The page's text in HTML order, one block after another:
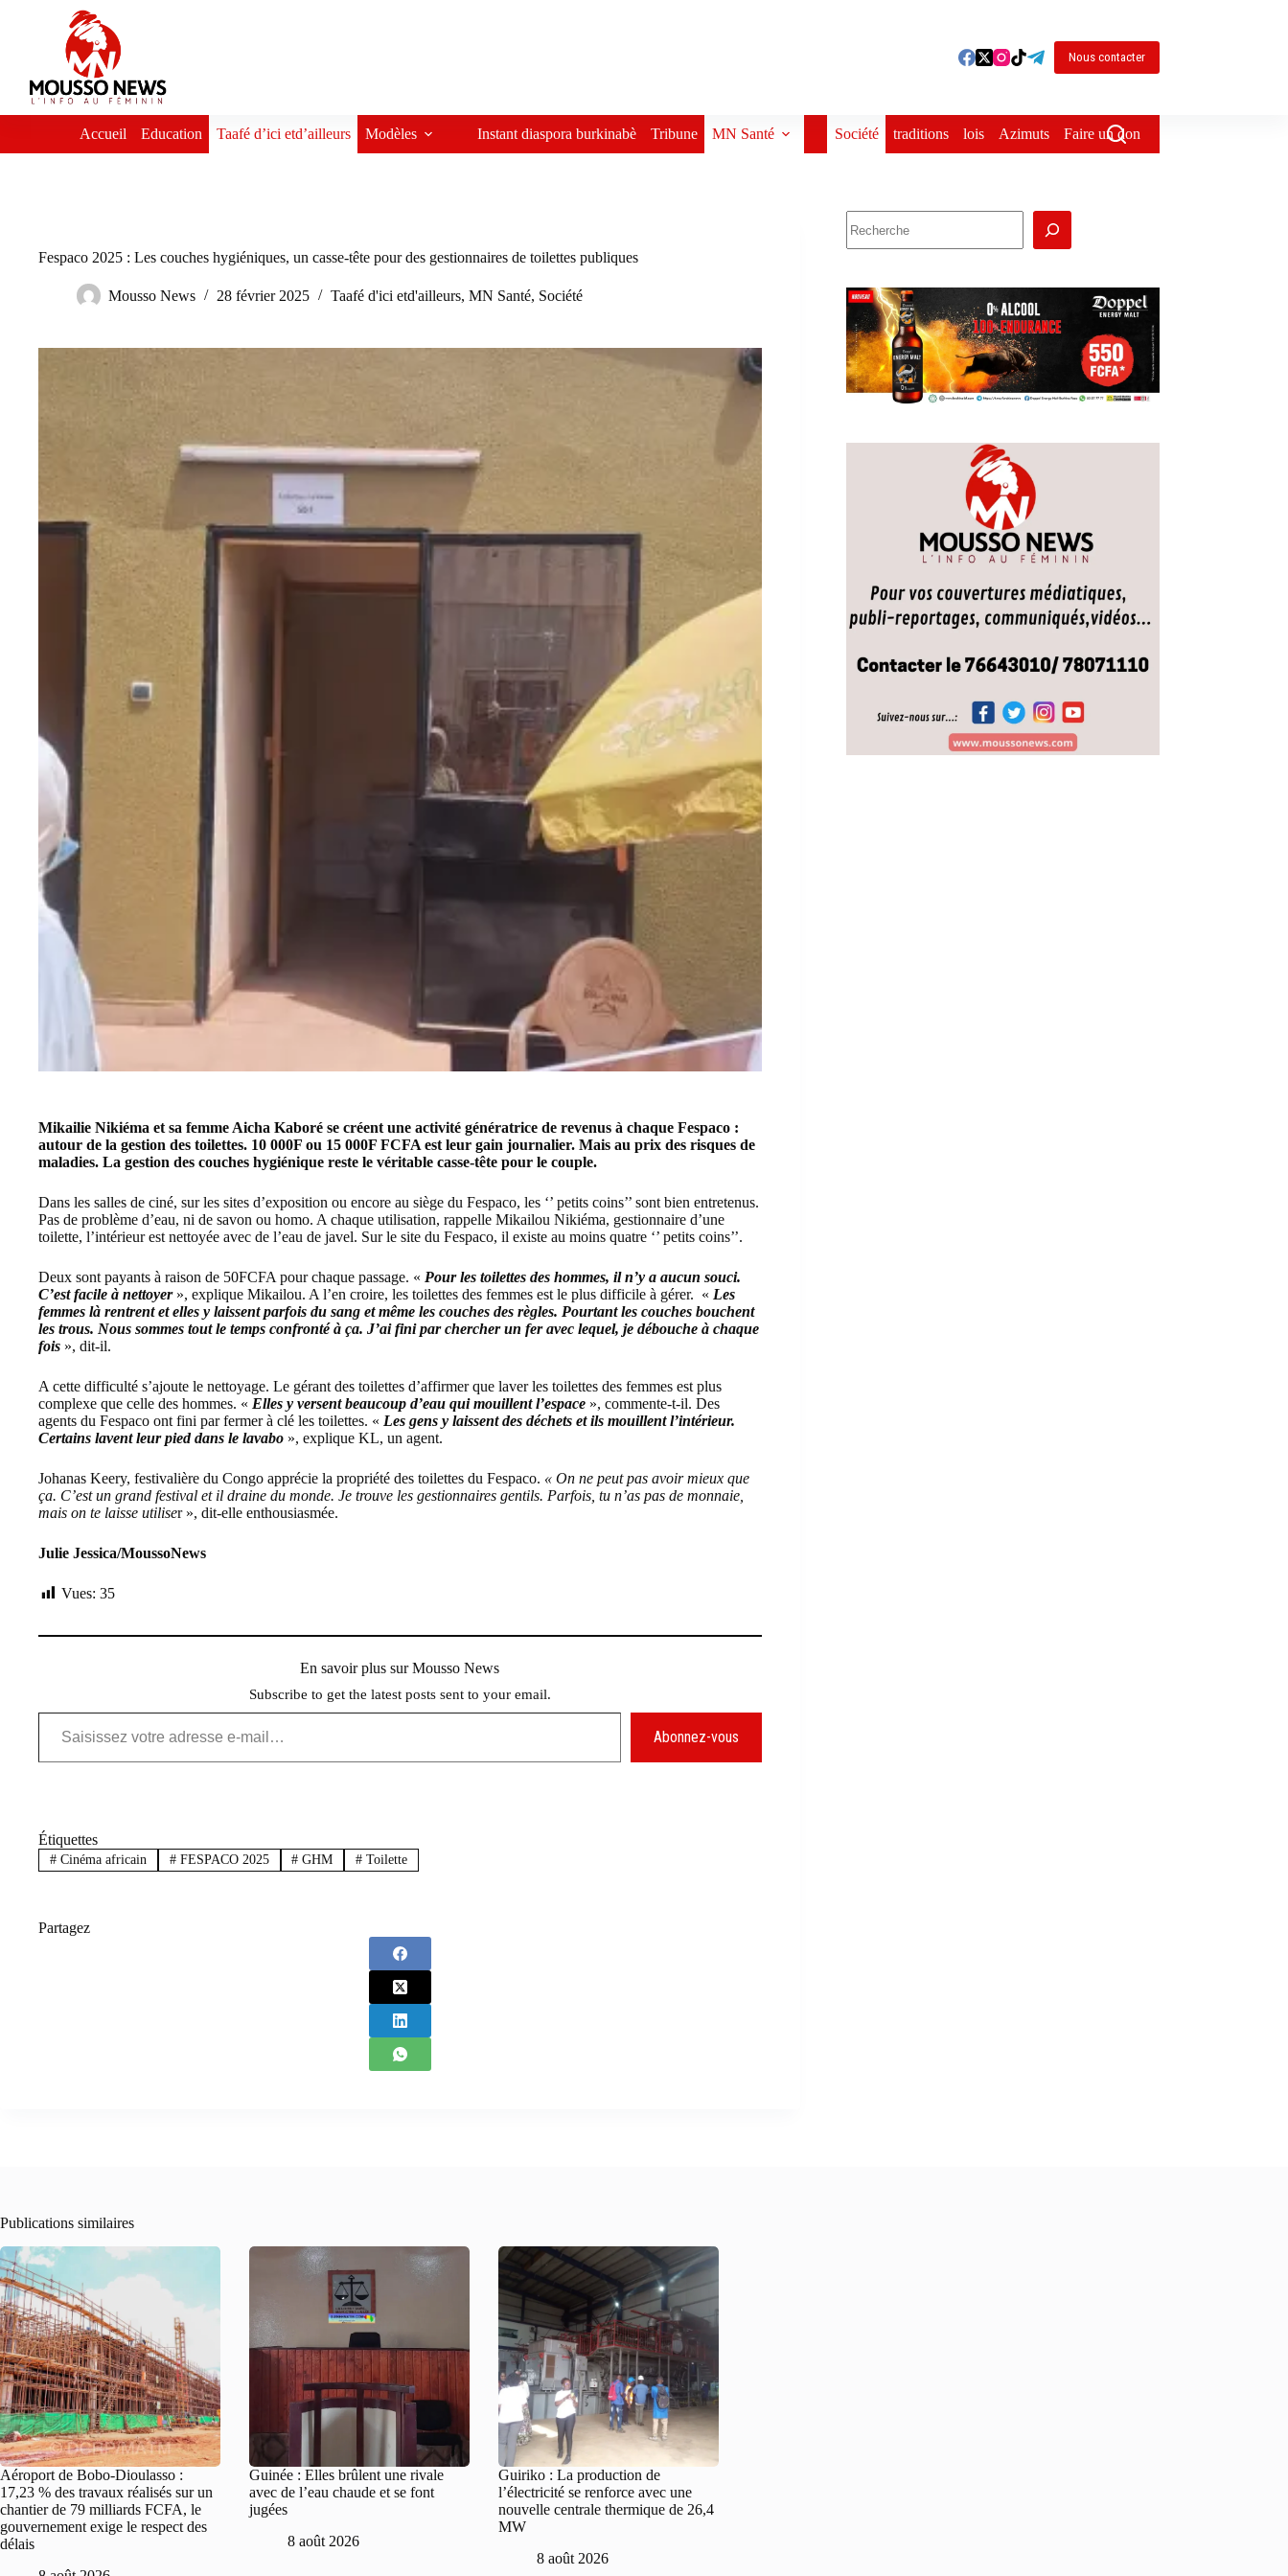
Nous contacter
Accueil Education Taafé d’ici etd’ailleurs Modèles Instant diaspora burkinabè Tribune MN Santé Société traditions lois Azimuts Faire un don
Fespaco 2025 : Les couches hygiéniques, un casse-tête pour des gestionnaires de toilettes publiques
Mousso News 28 février 2025 Taafé d'ici etd'ailleurs, MN Santé, Société
Mikailie Nikiéma et sa femme Aicha Kaboré se créent une activité génératrice de revenus à chaque Fespaco :
autour de la gestion des toilettes. 10 000F ou 15 000F FCFA est leur gain journalier. Mais au prix des risques de
maladies. La gestion des couches hygiénique reste le véritable casse-tête pour le couple.
Dans les salles de ciné, sur les sites d’exposition ou encore au siège du Fespaco, les ‘’ petits coins’’ sont bien entretenus.
Pas de problème d’eau, ni de savon ou homo. A chaque utilisation, rappelle Mikailou Nikiéma, gestionnaire d’une
toilette, l’intérieur est nettoyée avec de l’eau de javel. Sur le site du Fespaco, il existe au moins quatre ‘’ petits coins’’.
Deux sont payants à raison de 50FCFA pour chaque passage. « Pour les toilettes des hommes, il n’y a aucun souci.
C’est facile à nettoyer», explique Mikailou. A l’en croire, les toilettes des femmes est le plus difficile à gérer. « Les
femmes là rentrent et elles y laissent parfois du sang et même les couches des règles. Pourtant les couches bouchent
les trous. Nous sommes tout le temps confronté à ça. J’ai fini par chercher un fer avec lequel, je débouche à chaque
fois », dit-il.
A cette difficulté s’ajoute le nettoyage. Le gérant des toilettes d’affirmer que laver les toilettes des femmes est plus
complexe que celle des hommes. « Elles y versent beaucoup d’eau qui mouillent l’espace », commente-t-il. Des
agents du Fespaco ont fini par fermer à clé les toilettes. « Les gens y laissent des déchets et ils mouillent l’intérieur.
Certains lavent leur pied dans le lavabo », explique KL, un agent.
Johanas Keery, festivalière du Congo apprécie la propriété des toilettes du Fespaco. « On ne peut pas avoir mieux que
ça. C’est un grand festival et il draine du monde. Je trouve les gestionnaires gentils. Parfois, tu n’as pas de monnaie,
mais on te laisse utiliser », dit-elle enthousiasmée.
Julie Jessica/MoussoNews
Vues: 35
En savoir plus sur Mousso News
Subscribe to get the latest posts sent to your email.
Saisissez votre adresse e-mail…
Abonnez-vous
Étiquettes
#Cinéma africain #FESPACO 2025 # GHM # Toilette
Partagez
Publications similaires
Aéroport de Bobo-Dioulasso :
17,23 % des travaux réalisés sur un
chantier de 79 milliards FCFA, le
gouvernement exige le respect des
délais
Guinée : Elles brûlent une rivale
avec de l’eau chaude et se font
jugées
8 août 2026
Guiriko : La production de
l’électricité se renforce avec une
nouvelle centrale thermique de 26,4
MW
8 août 2026